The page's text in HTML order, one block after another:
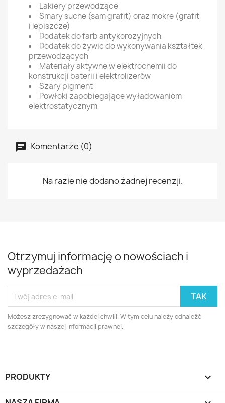
Lakiery przewodzące
Smary suche (sam grafit) oraz mokre (grafit
i lepiszcze)
Dodatek do farb antykorozyjnych
Dodatek do żywic do wykonywania kształtek
przewodzących
Materiały aktywne w elektrochemii do
konstrukcji baterii i elektrolizerów
Szary pigment
Powłoki zapobiegające wyładowaniom
elektrostatycznym
Komentarze (0)
Na razie nie dodano żadnej recenzji.
Otrzymuj informację o nowościach i
wyprzedażach
Możesz zrezygnować w każdej chwili. W tym celu należy odnaleźć
szczegóły w naszej informacji prawnej.
PRODUKTY 